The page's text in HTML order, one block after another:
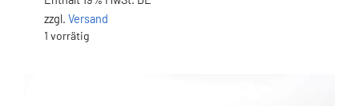
zzgl. Versand
1 vorrätig